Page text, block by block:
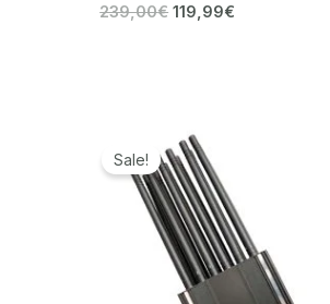
239,00€ 119,99€
Sale!
Ursprünglicher
Preis
war:
1.299,00€